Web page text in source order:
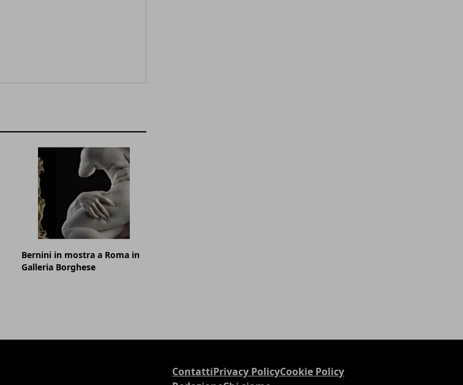
Bernini in mostra a Roma in
Galleria Borghese
ContattiPrivacy PolicyCookie Policy